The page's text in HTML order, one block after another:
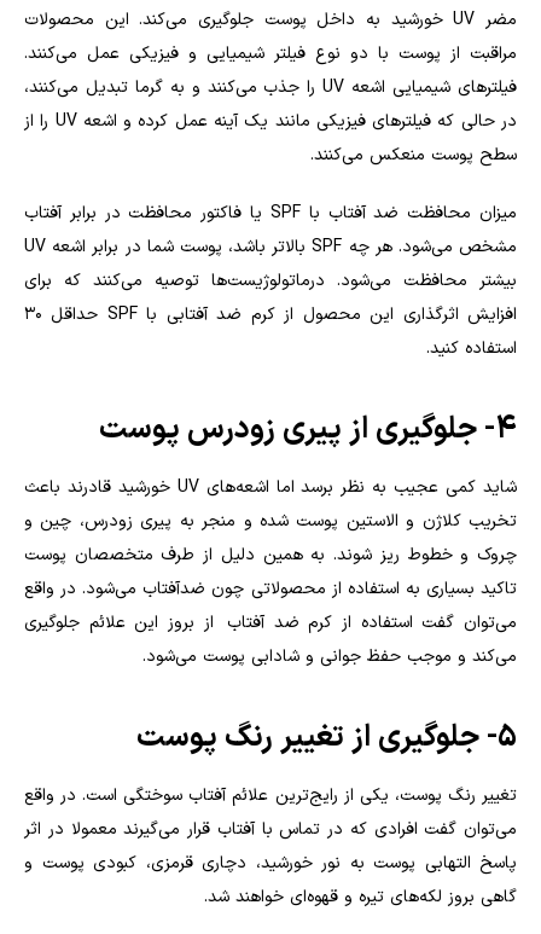
مضر UV خورشید به داخل پوست جلوگیری می‌کند. این محصولات
مراقبت از پوست با دو نوع فیلتر شیمیایی و فیزیکی عمل می‌کنند.
فیلترهای شیمیایی اشعه UV را جذب می‌کنند و به گرما تبدیل می‌کنند،
در حالی که فیلترهای فیزیکی مانند یک آینه عمل کرده و اشعه UV را از
سطح پوست منعکس می‌کنند.
میزان محافظت ضد آفتاب با SPF یا فاکتور محافظت در برابر آفتاب
مشخص می‌شود. هر چه SPF بالاتر باشد، پوست شما در برابر اشعه UV
بیشتر محافظت می‌شود. درماتولوژیست‌ها توصیه می‌کنند که برای
افزایش اثرگذاری این محصول از کرم ضد آفتابی با SPF حداقل 30
استفاده کنید.
۴- جلوگیری از پیری زودرس پوست
شاید کمی عجیب به نظر برسد اما اشعه‌های UV خورشید قادرند باعث
تخریب کلاژن و الاستین پوست شده و منجر به پیری زودرس، چین و
چروک و خطوط ریز شوند. به همین دلیل از طرف متخصصان پوست
تاکید بسیاری به استفاده از محصولاتی چون ضدآفتاب می‌‌شود. در واقع
می‌توان گفت استفاده از کرم ضد آفتاب از بروز این علائم جلوگیری
می‌کند و موجب حفظ جوانی و شادابی پوست می‌شود.
۵- جلوگیری از تغییر رنگ پوست
تغییر رنگ پوست، یکی از رایج‌ترین علائم آفتاب سوختگی است. در واقع
می‌توان گفت افرادی که در تماس با آفتاب قرار می‌گیرند معمولا در اثر
پاسخ التهابی پوست به نور خورشید، دچاری قرمزی، کبودی پوست و
گاهی بروز لکه‌های تیره و قهوه‌ای خواهند شد.